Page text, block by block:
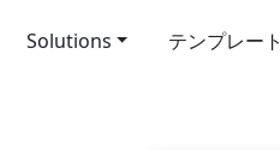
Solutions テンプレート